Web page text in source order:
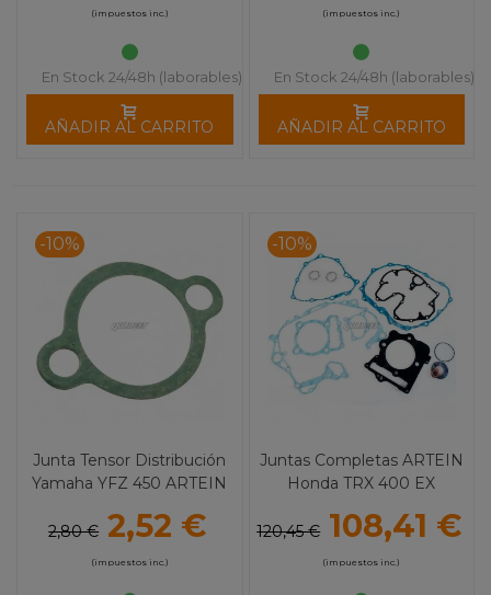
(impuestos inc.)
En Stock 24/48h (laborables)
AÑADIR AL CARRITO
(impuestos inc.)
En Stock 24/48h (laborables)
AÑADIR AL CARRITO
-10%
Junta Tensor Distribución
Yamaha YFZ 450 ARTEIN
2,80 € 2,52 €
(impuestos inc.)
-10%
Juntas Completas ARTEIN
Honda TRX 400 EX
120,45 € 108,41 €
(impuestos inc.)